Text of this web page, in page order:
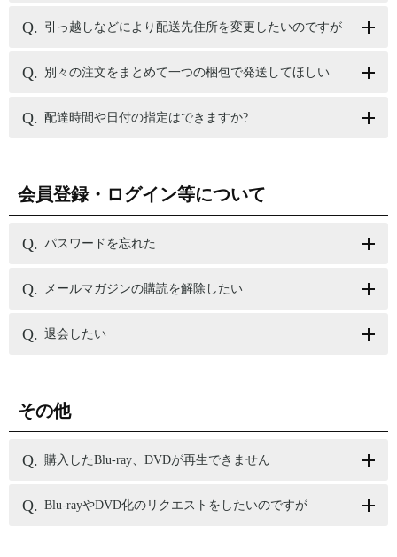
引っ越しなどにより配送先住所を変更したいのですが
別々の注文をまとめて一つの梱包で発送してほしい
配達時間や日付の指定はできますか?
会員登録・ログイン等について
パスワードを忘れた
メールマガジンの購読を解除したい
退会したい
その他
購入したBlu-ray、DVDが再生できません
Blu-rayやDVD化のリクエストをしたいのですが